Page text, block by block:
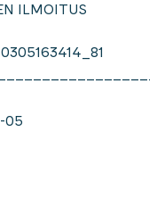
ILMOITUS
05